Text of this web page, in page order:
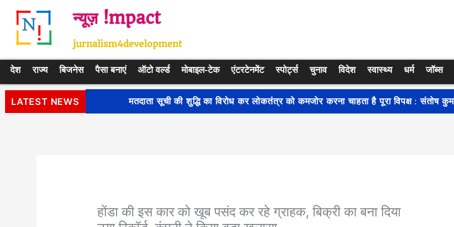
न्यूज़ !mpact
jurnalism4development
देश राज्य बिजनेस पैसा बनाएं ऑटो वर्ल्ड मोबाइल-टेक एंटरटेनमेंट स्पोर्ट्स चुनाव विदेश स्वास्थ्य धर्म जॉब्स
LATEST NEWS मतदाता सूची की शुद्धि का विरोध कर लोकतंत्र को कमजोर करना चाहता है पूरा विपक्ष : संतोष कुमार सुमन
होंडा की इस कार को खूब पसंद कर रहे ग्राहक, बिक्री का बना दिया